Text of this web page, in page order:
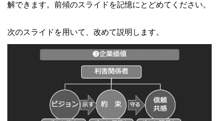
解できます。前傾のスライドを記憶にとどめてください。
次のスライドを用いて、改めて説明します。